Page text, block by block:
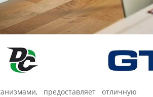
предоставляет отличную